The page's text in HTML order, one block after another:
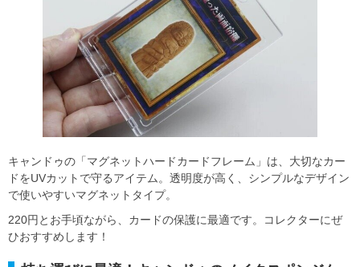
キャンドゥの「マグネットハードカードフレーム」は、大切なカー
ドをUVカットで守るアイテム。透明度が高く、シンプルなデザイン
で使いやすいマグネットタイプ。
220円とお手頃ながら、カードの保護に最適です。コレクターにぜ
ひおすすめします！